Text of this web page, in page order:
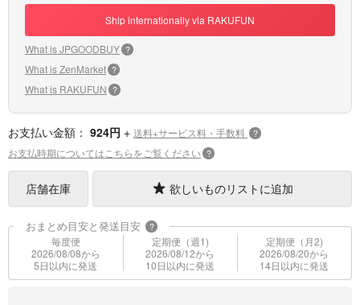
Ship internationally via RAKUFUN
What is JPGOODBUY ?
What is ZenMarket ?
What is RAKUFUN ?
お支払い金額： 924円 + 送料+サービス料・手数料 ?
お支払時期についてはこちらをご覧ください ?
店舗在庫 欲しいものリストに追加
おまとめ目安と発送目安 ?
毎度便
2026/08/08から
5日以内に発送
定期便（週1)
2026/08/12から
10日以内に発送
定期便（月2)
2026/08/20から
14日以内に発送